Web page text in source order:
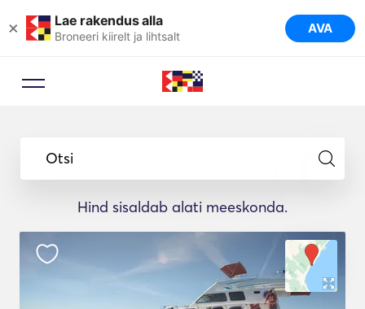
× Lae rakendus alla
Broneeri kiirelt ja lihtsalt AVA
Otsi
Hind sisaldab alati meeskonda.